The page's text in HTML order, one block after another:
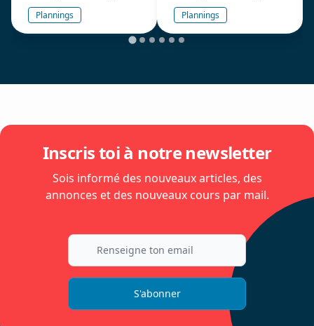
Plannings Plannings
Inscris toi à notre newsletter
Sois informé des nouveaux articles, des
annonces et des nouveaux cours par mail.
S'abonner